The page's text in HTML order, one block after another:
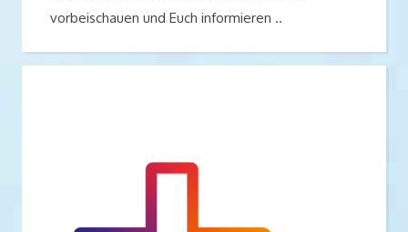
vorbeischauen und Euch informieren ..